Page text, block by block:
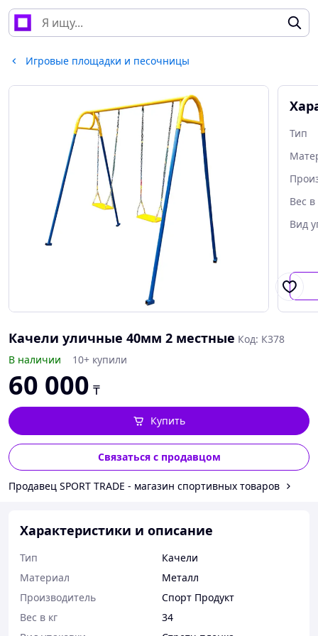
Игровые площадки и песочницы
Тип
Вес в
Вид
Качели уличные 40мм 2 местные Код: К378
В наличии
10+ купили
60 000 ₸
Купить
Связаться с продавцом
Продавец SPORT TRADE - магазин спортивных товаров
Характеристики и описание
Тип
Качели
Материал
Металл
Производитель
Спорт Продукт
Вес в кг
34